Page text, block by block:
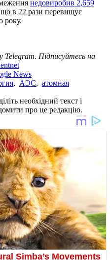
недовиробив 2,659
в 22 рази перевищує
року.
у Telegram. Підписуйтесь на
News
, АЭС, атомная
необхідний текст і
про це редакцію.